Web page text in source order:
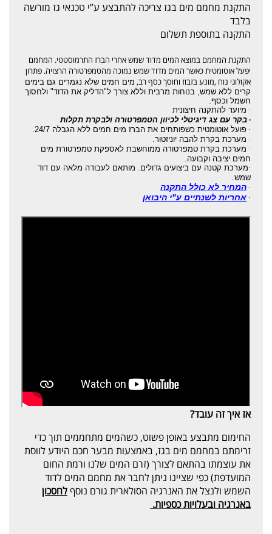
התקנת מחמם מים בגז צריכה להתבצע ע”י טכנאי גז מורשה
בלבד
התקנה בתוספת תשלום
התקנת המחמם במוצא המים מדוד שמש אחרי הברז התרמוסטטי. המחמם
יפעל אוטומטית כאשר המים מדוד שמש נמוכה מהטמפרטורה הרצויה. פתרון
אקולוגי נוח ,מונע בזבוז וחוסך כסף רב, מים חמים שלא נגמרים גם בימים
קרים ללא שמש, בנוחות מרבית וללא צורך ל"הדליק את הדוד" ולחסוך
חשמל וכסף.
· מיועד להתקנה חיצונית
· בקר עם צג דיגיטלי לכיוון הטמפרטורה ולבקרת תקלות
· פועל אוטומטית כשפותחים את הברז מים חמים ללא הגבלה 24/7.
· מערכת בקרת להבה יוניזטור.
· מערכת בקרת טמפרטורה ממוחשבת לאספקת טמפרטורת מים
חמים יציבה וקבועה.
·מערכת קטנה עם ביצועים גדולים. מותאם לעבודה מלאה עם דוד
שמש.
· המחיר לא כולל התקנה
· אחריות לשנתיים ע"י היבואן
אז איך זה עובד?
החימום מתבצע באופן פשוט, כשהמים מתחממים תוך כדי
זרימתם במחמם מים בגז, באמצעות מבער חכם היודע לווסת
את עוצמתו בהתאם לצורך (זרם המים שלנו ורמת החום
המועדפת) כפי שציינו ניתן לחבר את מחמם המים לדוד
השמש ולנצל את האנרגיה הסולארית גורם נוסףלחסכון
באנרגיה ובעלויות כספיות.